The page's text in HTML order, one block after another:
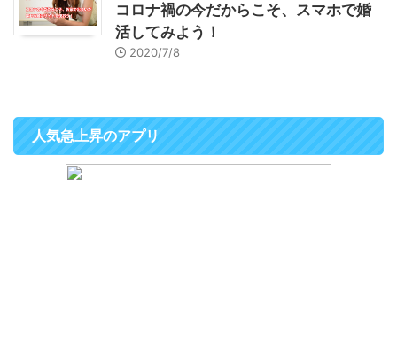
コロナ禍の今だからこそ、スマホで婚
活してみよう！
2020/7/8
人気急上昇のアプリ